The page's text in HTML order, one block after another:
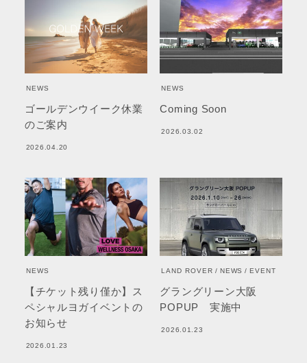
NEWS
ゴールデンウイーク休業
のご案内
2026.04.20
NEWS
Coming Soon
2026.03.02
NEWS
【チケット残り僅か】ス
ペシャルヨガイベントの
お知らせ
2026.01.23
LAND ROVER NEWS EVENT
グラングリーン大阪
POPUP 実施中
2026.01.23